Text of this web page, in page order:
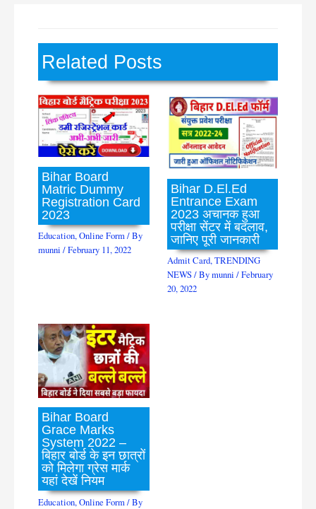
Related Posts
Bihar Board
Matric Dummy
Registration Card
2023
Education,Online Form/ By
munni/February 11, 2022
Bihar D.El.Ed
Entrance Exam
2023 अचानक हुआ
परीक्षा सेंटर में बदलाव,
जानिए पूरी जानकारी
Admit Card,TRENDING
NEWS/ Bymunni /February
20, 2022
Bihar Board
Grace Marks
System 2022 –
बिहार बोर्ड के इन छात्रों
को मिलेगा ग्रेस मार्क
यहां देखें नियम
Education,Online Form/ By